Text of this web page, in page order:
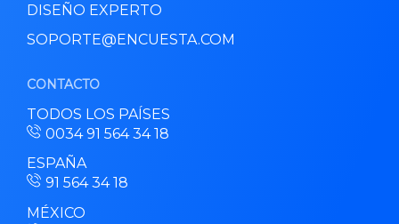
DISEÑO EXPERTO
SOPORTE@ENCUESTA.COM
CONTACTO
TODOS LOS PAÍSES
0034 91 564 34 18
ESPAÑA
91 564 34 18
MÉXICO